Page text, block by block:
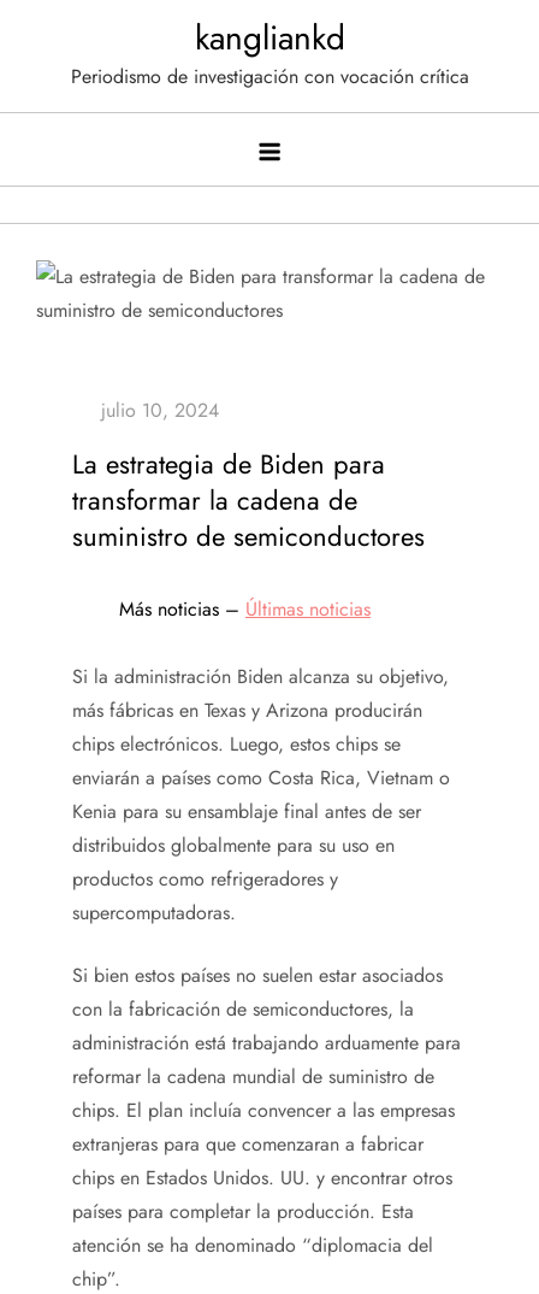
contenido
kangliankd
Periodismo de investigación con vocación crítica
La estrategia de Biden para
transformar la cadena de
suministro de semiconductores
Más noticias – Últimas noticias
Si la administración Biden alcanza su objetivo,
más fábricas en Texas y Arizona producirán
chips electrónicos. Luego, estos chips se
enviarán a países como Costa Rica, Vietnam o
Kenia para su ensamblaje final antes de ser
distribuidos globalmente para su uso en
productos como refrigeradores y
supercomputadoras.
Si bien estos países no suelen estar asociados
con la fabricación de semiconductores, la
administración está trabajando arduamente para
reformar la cadena mundial de suministro de
chips. El plan incluía convencer a las empresas
extranjeras para que comenzaran a fabricar
chips en Estados Unidos. UU. y encontrar otros
países para completar la producción. Esta
atención se ha denominado “diplomacia del
chip”.